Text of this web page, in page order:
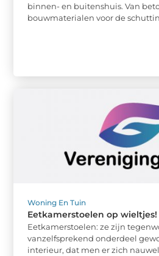
binnen- en buitenshuis. Van
bouwmaterialen voor de
Woning En Tuin
Eetkamerstoelen op wieltjes!
Eetkamerstoelen: ze zijn
vanzelfsprekend onderdeel
interieur, dat men er zich